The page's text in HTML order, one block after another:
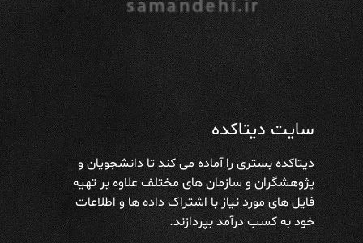
سایت دیتاکده
دیتاکده بستری را آماده می کند تا دانشجویان و
پژوهشگران و سازمان های مختلف علاوه بر تهیه
فایل های مورد نیاز با اشتراک داده ها و اطلاعات
خود به کسب درآمد بپردازند.